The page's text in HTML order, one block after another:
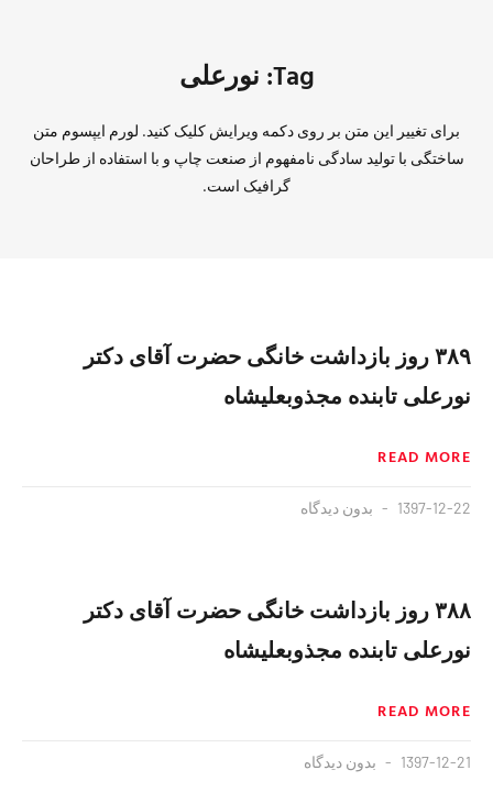
Tag: نورعلی
برای تغییر این متن بر روی دکمه ویرایش کلیک کنید. لورم ایپسوم متن
ساختگی با تولید سادگی نامفهوم از صنعت چاپ و با استفاده از طراحان
گرافیک است.
۳۸۹ روز بازداشت خانگی حضرت آقای دکتر
نورعلی تابنده مجذوبعلیشاه
READ MORE
1397-12-22 بدون دیدگاه
۳۸۸ روز بازداشت خانگی حضرت آقای دکتر
نورعلی تابنده مجذوبعلیشاه
READ MORE
1397-12-21 بدون دیدگاه